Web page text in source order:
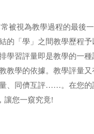
被視為教學過程的最後
的「學」之間教學歷程予
學習評量即是教學的一種
教學的依據。教學評量又
、同儕互評……。在您的
讓您一窺究竟!